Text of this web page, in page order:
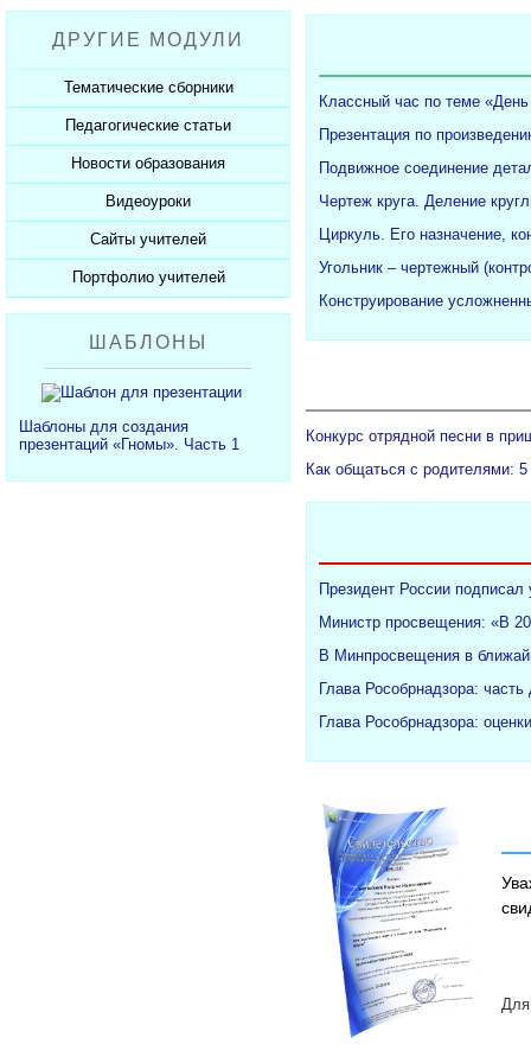
Пожарная безопасность
СанПиНы
Должностные обязанности
Планы, справки, протоколы
Презентации к Дню матери
Презентации к Новому году
Презентации к 23 февраля
Презентации к 8 марта
Презентации к Дню Победы
350 лет Петру I
Разработки учащихся
Софт для учителя
ДРУГИЕ МОДУЛИ
Тематические сборники
Сборники презентаций
Педагогические статьи
Каталог статей
Добавить статью
Новости образования
Новости образования
Видеоуроки
Видеоуроки ЕГЭ и ОГЭ
Сайты учителей
Каталог сайтов
Добавить сайт
Портфолио учителей
Каталог портфолио
Добавить портфолио
ШАБЛОНЫ
Шаблоны для создания
презентаций «Гномы». Часть 1
Классный час по теме
Презентация по
Подвижное соединение
Чертеж круга. Деление
Циркуль. Его назначение,
Угольник – чертежный
Конструирование
Конкурс отрядной песни в
Как общаться с родителями: 5
Президент России подписал
Министр просвещения: «В
В Минпросвещения в
Глава Рособрнадзора:
Глава Рособрнадзора:
Для